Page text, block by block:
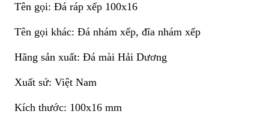
Tên gọi: Đá ráp xếp 100x16
Tên gọi khác: Đá nhám xếp, đĩa nhám xếp
Hãng sản xuất: Đá mài Hải Dương
Xuất sứ: Việt Nam
Kích thước: 100x16 mm